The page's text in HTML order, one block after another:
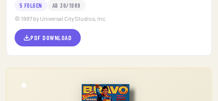
5 FOLGEN
AB 36/1989
© 1987 by Universal City Studios, Inc.
PDF DOWNLOAD
★